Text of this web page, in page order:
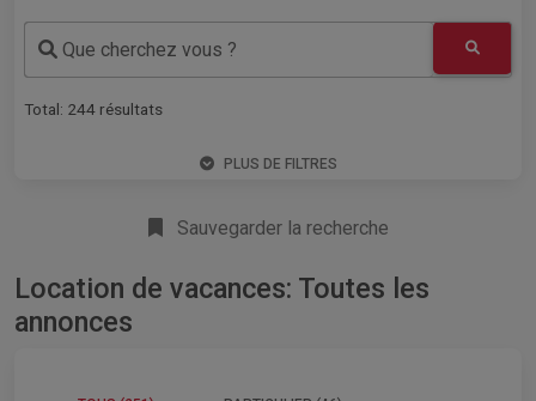
Que cherchez vous ?
Total: 244 résultats
PLUS DE FILTRES
Sauvegarder la recherche
Location de vacances: Toutes les
annonces